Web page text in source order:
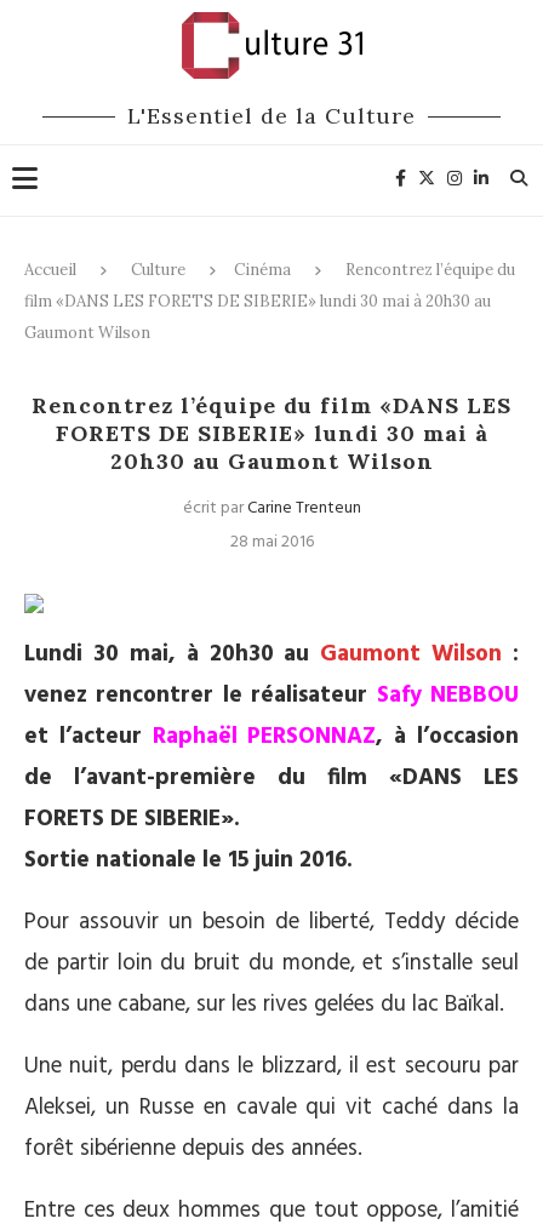
L'Essentiel de la Culture
Accueil Culture Cinéma
Rencontrez l’équipe du
film «DANS LES FORETS DE SIBERIE» lundi 30 mai à 20h30 au
Gaumont Wilson
Rencontrez l’équipe du film «DANS LES
FORETS DE SIBERIE» lundi 30 mai à
20h30 au Gaumont Wilson
écrit parCarine Trenteun
28 mai 2016
Lundi 30 mai, à 20h30 au Gaumont Wilson :
venez rencontrer le réalisateur Safy NEBBOU
et l’acteur Raphaël PERSONNAZ, à l’occasion
de l’avant-première du film «DANS LES
FORETS DE SIBERIE».
Sortie nationale le 15 juin 2016.
Pour assouvir un besoin de liberté, Teddy décide
de partir loin du bruit du monde, et s’installe seul
dans une cabane, sur les rives gelées du lac Baïkal.
Une nuit, perdu dans le blizzard, il est secouru par
Aleksei, un Russe en cavale qui vit caché dans la
forêt sibérienne depuis des années.
Entre ces deux hommes que tout oppose, l’amitié